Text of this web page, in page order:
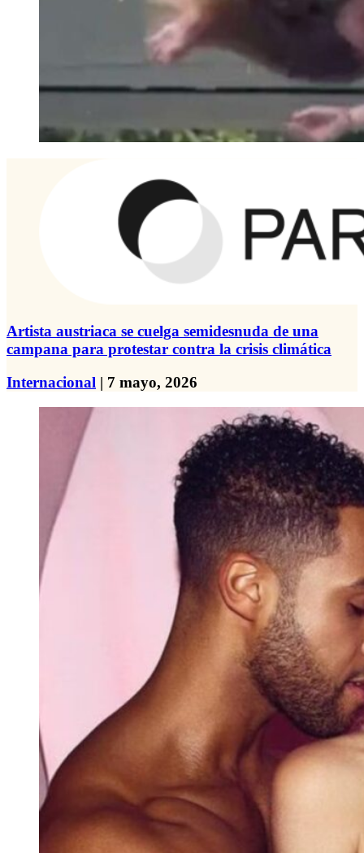
Artista austriaca se cuelga semidesnuda de una
campana para protestar contra la crisis climática
Internacional | 7 mayo, 2026